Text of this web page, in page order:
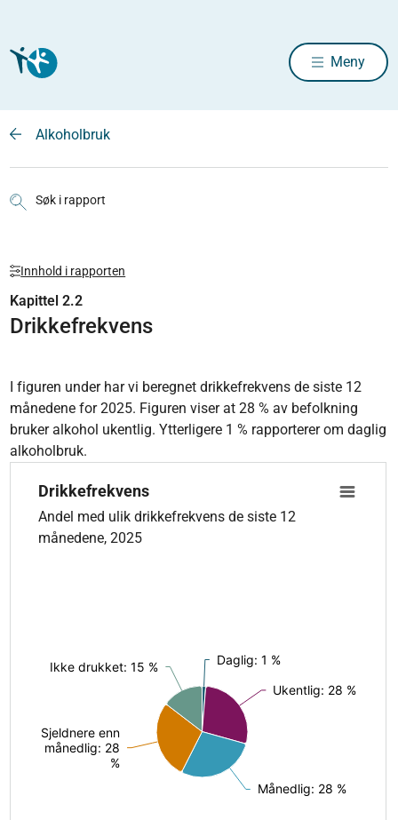
Meny
Alkoholbruk
Søk i rapport
Innhold i rapporten
Kapittel 2.2
Drikkefrekvens
I figuren under har vi beregnet drikkefrekvens de siste 12
månedene for 2025. Figuren viser at 28 % av befolkning
bruker alkohol ukentlig. Ytterligere 1 % rapporterer om daglig
alkoholbruk.
Drikkefrekvens
Pie chart with 5 slices.
Andel med ulik drikkefrekvens de siste 12 månedene, 2025
Drikkefrekvens
Andel med ulik drikkefrekvens de siste 12
månedene, 2025
Daglig: 1 %
Daglig: 1 %
Ukentlig: 28 %
Ukentlig: 28 %
Månedlig: 28 %
Månedlig: 28 %
Sjeldnere enn
månedlig: 28
%
Sjeldnere enn
månedlig: 28
%
Ikke drukket: 15 %
Ikke drukket: 15 %